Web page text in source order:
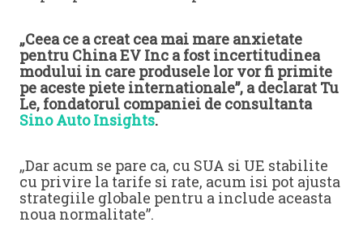
„Ceea ce a creat cea mai mare anxietate
pentru China EV Inc a fost incertitudinea
modului in care produsele lor vor fi primite
pe aceste piete internationale”, a declarat Tu
Le, fondatorul companiei de consultanta
Sino Auto Insights.
„Dar acum se pare ca, cu SUA si UE stabilite
cu privire la tarife si rate, acum isi pot ajusta
strategiile globale pentru a include aceasta
noua normalitate”.